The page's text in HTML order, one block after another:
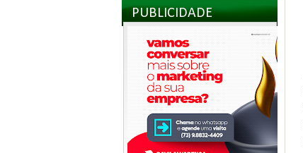
PUBLICIDADE